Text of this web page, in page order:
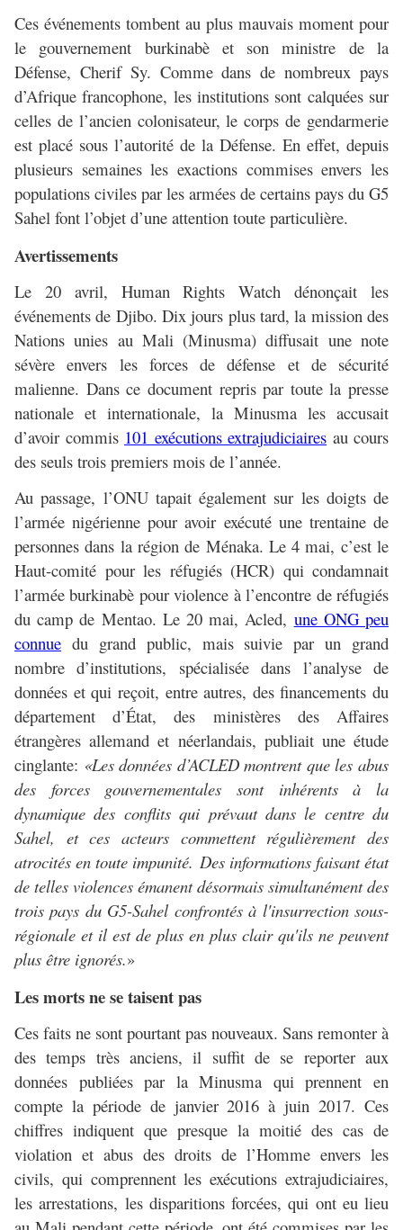
Ces événements tombent au plus mauvais moment pour
le gouvernement burkinabè et son ministre de la
Défense, Cherif Sy. Comme dans de nombreux pays
d’Afrique francophone, les institutions sont calquées sur
celles de l’ancien colonisateur, le corps de gendarmerie
est placé sous l’autorité de la Défense. En effet, depuis
plusieurs semaines les exactions commises envers les
populations civiles par les armées de certains pays du G5
Sahel font l’objet d’une attention toute particulière.
Avertissements
Le 20 avril, Human Rights Watch dénonçait les
événements de Djibo. Dix jours plus tard, la mission des
Nations unies au Mali (Minusma) diffusait une note
sévère envers les forces de défense et de sécurité
malienne. Dans ce document repris par toute la presse
nationale et internationale, la Minusma les accusait
d’avoir commis 101 exécutions extrajudiciaires au cours
des seuls trois premiers mois de l’année.
Au passage, l’ONU tapait également sur les doigts de
l’armée nigérienne pour avoir exécuté une trentaine de
personnes dans la région de Ménaka. Le 4 mai, c’est le
Haut-comité pour les réfugiés (HCR) qui condamnait
l’armée burkinabè pour violence à l’encontre de réfugiés
du camp de Mentao. Le 20 mai, Acled, une ONG peu
connue du grand public, mais suivie par un grand
nombre d’institutions, spécialisée dans l’analyse de
données et qui reçoit, entre autres, des financements du
département d’État, des ministères des Affaires
étrangères allemand et néerlandais, publiait une étude
cinglante: «Les données d’ACLED montrent que les abus
des forces gouvernementales sont inhérents à la
dynamique des conflits qui prévaut dans le centre du
Sahel, et ces acteurs commettent régulièrement des
atrocités en toute impunité. Des informations faisant état
de telles violences émanent désormais simultanément des
trois pays du G5-Sahel confrontés à l'insurrection sous-
régionale et il est de plus en plus clair qu'ils ne peuvent
plus être ignorés.»
Les morts ne se taisent pas
Ces faits ne sont pourtant pas nouveaux. Sans remonter à
des temps très anciens, il suffit de se reporter aux
données publiées par la Minusma qui prennent en
compte la période de janvier 2016 à juin 2017. Ces
chiffres indiquent que presque la moitié des cas de
violation et abus des droits de l’Homme envers les
civils, qui comprennent les exécutions extrajudiciaires,
les arrestations, les disparitions forcées, qui ont eu lieu